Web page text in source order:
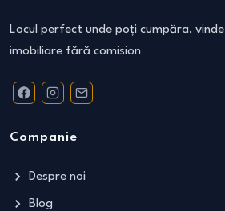
Locul perfect unde poți cumpăra,
imobiliare fără comision
Companie
Despre noi
Blog